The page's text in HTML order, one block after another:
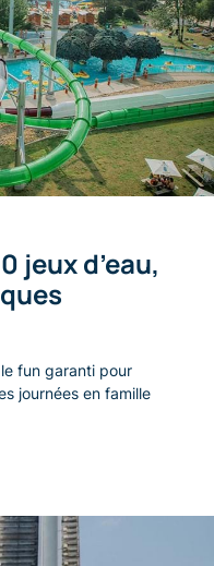
fun garanti pour
journées en famille